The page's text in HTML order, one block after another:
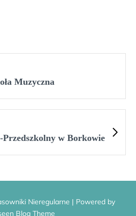
Muzyczna
Przedszkolny w Borkowie
Nieregularne | Powered by
Blog Theme